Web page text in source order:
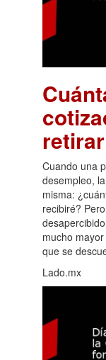
Cuando una
desempleo,
misma:
recibiré?
mucho
que se
Lado.mx